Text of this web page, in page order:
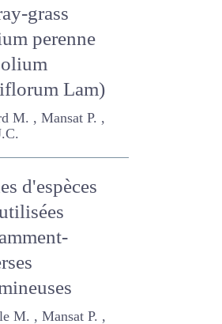
grass
perenne L.,
Lam)
M. , Mansat P. ,
d'espèces